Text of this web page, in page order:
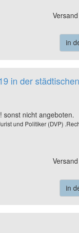
Versand
in
in der
sonst nicht angeboten.
und Politiker (DVP)
Versand
in